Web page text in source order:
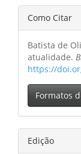
Detalhes
do
artigo
Como Citar
Batista de
atualidade.
https://
Formatos
Edição